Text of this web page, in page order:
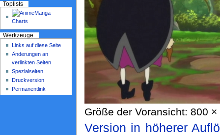
Größe der Voransicht: 800
Version in höherer
Toplists
Werkzeuge
Links auf diese Seite
Änderungen an
verlinkten Seiten
Spezialseiten
Druckversion
Permanentlink